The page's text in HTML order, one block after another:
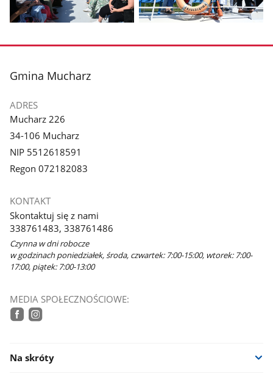
galerii.
stopka
Gmina Mucharz
ADRES
Mucharz 226
34-106 Mucharz
NIP 5512618591
Regon 072182083
KONTAKT
Skontaktuj się z nami
338761483, 338761486
Czynna w dni robocze
w godzinach poniedziałek, środa, czwartek: 7:00-15:00, wtorek: 7:00-
17:00, piątek: 7:00-13:00
MEDIA SPOŁECZNOŚCIOWE:
Na skróty